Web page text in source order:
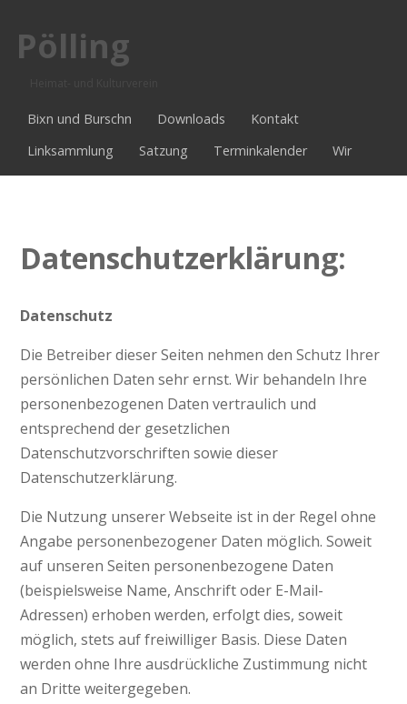
Pölling
Bixn und Burschn Downloads
Kontakt
Linksammlung
Satzung Terminkalender Wir
Datenschutzerklärung:
Datenschutz
Die Betreiber dieser Seiten nehmen den Schutz Ihrer
persönlichen Daten sehr ernst. Wir behandeln Ihre
personenbezogenen Daten vertraulich und
entsprechend der gesetzlichen
Datenschutzvorschriften sowie dieser
Datenschutzerklärung.
Die Nutzung unserer Webseite ist in der Regel ohne
Angabe personenbezogener Daten möglich. Soweit
auf unseren Seiten personenbezogene Daten
(beispielsweise Name, Anschrift oder E-Mail-
Adressen) erhoben werden, erfolgt dies, soweit
möglich, stets auf freiwilliger Basis. Diese Daten
werden ohne Ihre ausdrückliche Zustimmung nicht
an Dritte weitergegeben.